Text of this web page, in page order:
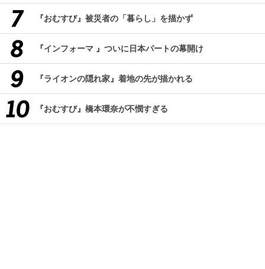
『おむすび』被災者の「暮らし」を描かず
『インフォーマ 』ついに日本パートの幕開け
『ライオンの隠れ家』着地の先が描かれる
『おむすび』橋本環奈が不憫すぎる